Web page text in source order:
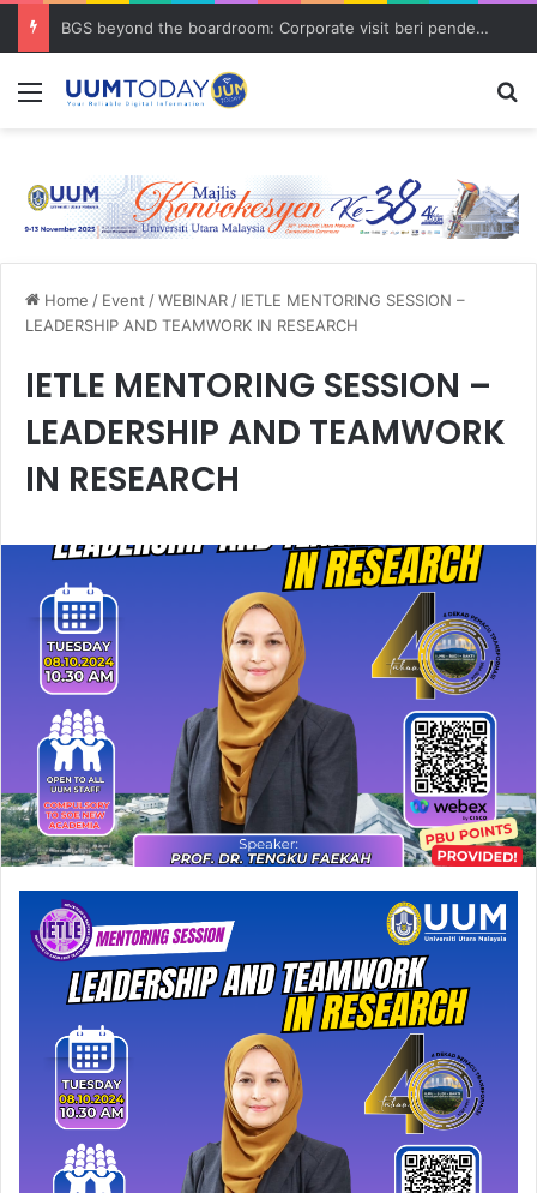
BGS beyond the boardroom: Corporate visit beri pendedahan dunia korporat kepada PELAJAR UUM
Menu
Home / Event /WEBINAR / IETLE MENTORING SESSION –
LEADERSHIP AND TEAMWORK IN RESEARCH
IETLE MENTORING SESSION –
LEADERSHIP AND TEAMWORK
IN RESEARCH